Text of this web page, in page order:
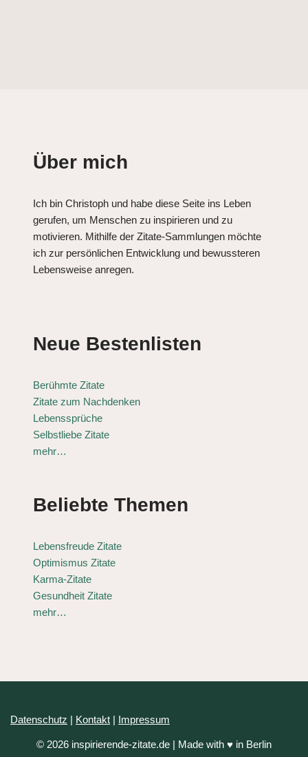
Über mich
Ich bin Christoph und habe diese Seite ins Leben
gerufen, um Menschen zu inspirieren und zu
motivieren. Mithilfe der Zitate-Sammlungen möchte
ich zur persönlichen Entwicklung und bewussteren
Lebensweise anregen.
Neue Bestenlisten
Berühmte Zitate
Zitate zum Nachdenken
Lebenssprüche
Selbstliebe Zitate
mehr…
Beliebte Themen
Lebensfreude Zitate
Optimismus Zitate
Karma-Zitate
Gesundheit Zitate
mehr…
Datenschutz | Kontakt | Impressum
© 2026 inspirierende-zitate.de | Made with ♥ in Berlin